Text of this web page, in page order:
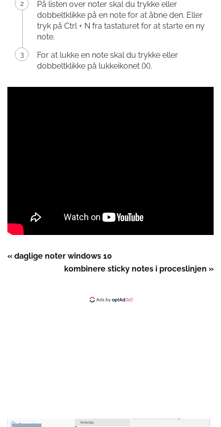
På listen over noter skal du trykke eller
dobbeltklikke på en note for at åbne den. Eller
tryk på Ctrl + N fra tastaturet for at starte en ny
note.
For at lukke en note skal du trykke eller
dobbeltklikke på lukkeikonet (X).
« daglige noter windows 10
kombinere sticky notes i proceslinjen »